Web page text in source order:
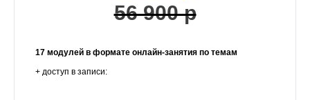
56 900 р
17 модулей в формате онлайн-занятия по темам
+ доступ в записи: